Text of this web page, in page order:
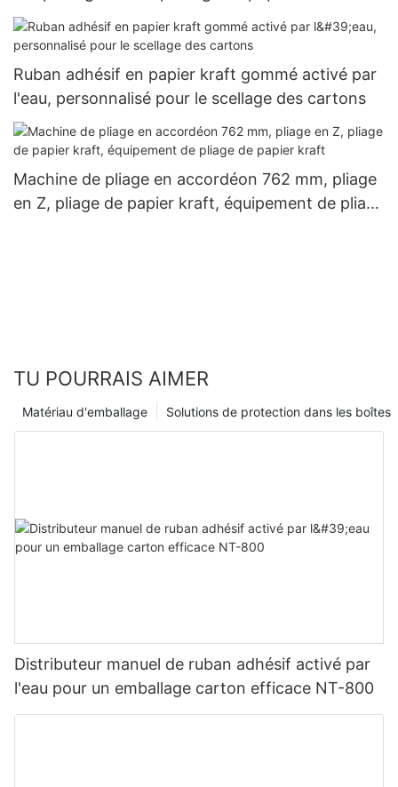
Ruban adhésif en papier kraft gommé activé par
l'eau, personnalisé pour le scellage des cartons
Machine de pliage en accordéon 762 mm, pliage
en Z, pliage de papier kraft, équipement de pliage
TU POURRAIS AIMER
Solutions de protection dans les boîtes
Matériau d'emballage
Distributeur manuel de ruban adhésif activé par
l'eau pour un emballage carton efficace NT-800